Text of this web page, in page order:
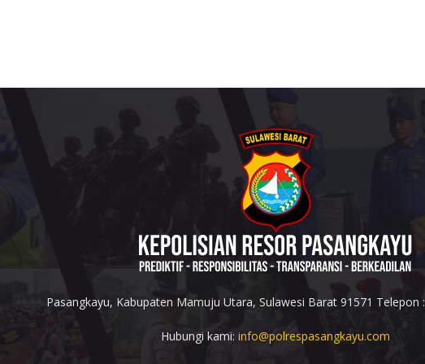
Pasangkayu, Kabupaten Mamuju Utara, Sulawesi Barat 91571 Telepon
Hubungi kami: info@polrespasangkayu.com